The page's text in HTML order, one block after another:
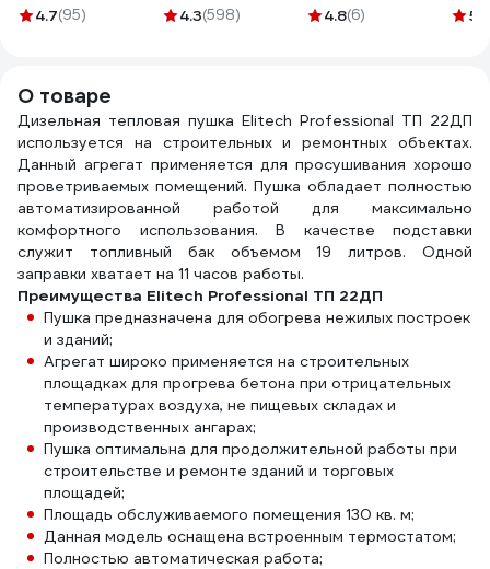
3x1мм2, 16A, ПВС, с
4.7(95)
4 гн. 50 м ПВС
4.3(598)
ПВС 2x1,0
4.8(6)
5
О товаре
Дизельная тепловая пушка Elitech Professional ТП 22ДП
используется на строительных и ремонтных объектах.
Данный агрегат применяется для просушивания хорошо
проветриваемых помещений. Пушка обладает полностью
автоматизированной работой для максимально
комфортного использования. В качестве подставки
служит топливный бак объемом 19 литров. Одной
заправки хватает на 11 часов работы.
Преимущества Elitech Professional ТП 22ДП
Пушка предназначена для обогрева нежилых построек
и зданий;
Агрегат широко применяется на строительных
площадках для прогрева бетона при отрицательных
температурах воздуха, не пищевых складах и
производственных ангарах;
Пушка оптимальна для продолжительной работы при
строительстве и ремонте зданий и торговых
площадей;
Площадь обслуживаемого помещения 130 кв. м;
Данная модель оснащена встроенным термостатом;
Полностью автоматическая работа;